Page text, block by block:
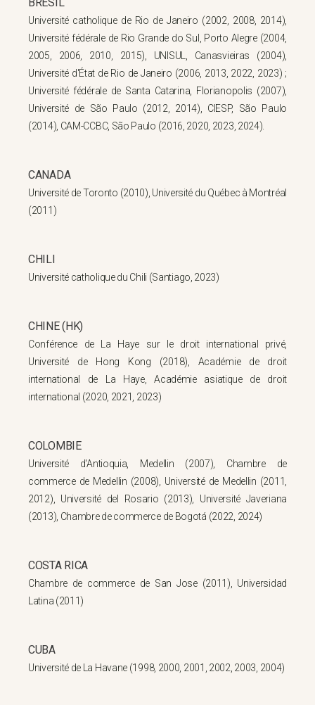
Université catholique de Rio de Janeiro (2002, 2008, 2014),
Université fédérale de Rio Grande do Sul, Porto Alegre (2004,
2005, 2006, 2010, 2015), UNISUL, Canasvieiras (2004),
Université d'État de Rio de Janeiro (2006, 2013, 2022, 2023) ;
Université fédérale de Santa Catarina, Florianopolis (2007),
Université de São Paulo (2012, 2014), CIESP, São Paulo
(2014), CAM-CCBC, São Paulo (2016, 2020, 2023, 2024).
CANADA
Université de Toronto (2010), Université du Québec à Montréal
(2011)
CHILI
Université catholique du Chili (Santiago, 2023)
CHINE (HK)
Conférence de La Haye sur le droit international privé,
Université de Hong Kong (2018), Académie de droit
international de La Haye, Académie asiatique de droit
international (2020, 2021, 2023)
COLOMBIE
Université d'Antioquia, Medellin (2007), Chambre de
commerce de Medellin (2008), Université de Medellin (2011,
2012), Université del Rosario (2013), Université Javeriana
(2013), Chambre de commerce de Bogotá (2022, 2024)
COSTA RICA
Chambre de commerce de San Jose (2011), Universidad
Latina (2011)
CUBA
Université de La Havane (1998, 2000, 2001, 2002, 2003, 2004)